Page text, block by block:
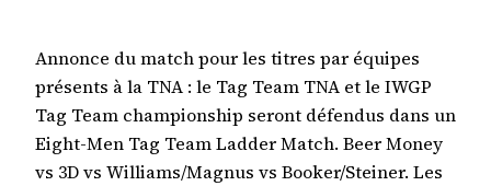
Annonce du match pour les titres par équipes
présents à la TNA : le Tag Team TNA et le IWGP
Tag Team championship seront défendus dans un
Eight-Men Tag Team Ladder Match. Beer Money
vs 3D vs Williams/Magnus vs Booker/Steiner. Les